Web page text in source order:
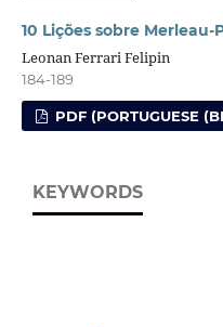
10 Lições sobre Merleau-
Leonan Ferrari Felipin
184-189
PDF (PORTUGUESE
KEYWORDS